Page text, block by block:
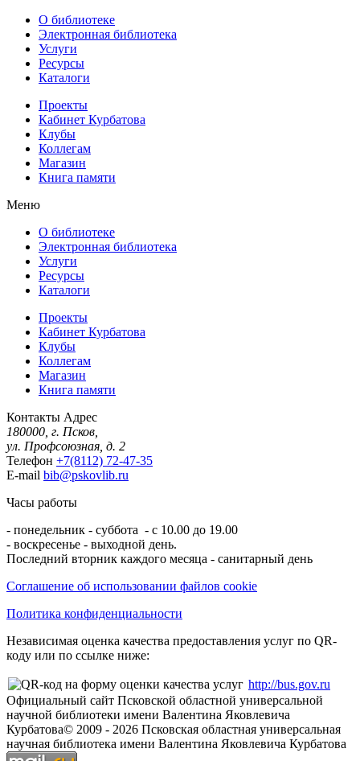
О библиотеке
Электронная библиотека
Услуги
Ресурсы
Каталоги
Проекты
Кабинет Курбатова
Клубы
Коллегам
Магазин
Книга памяти
Меню
О библиотеке
Электронная библиотека
Услуги
Ресурсы
Каталоги
Проекты
Кабинет Курбатова
Клубы
Коллегам
Магазин
Книга памяти
Контакты Адрес
180000, г. Псков,
ул. Профсоюзная, д. 2
Телефон +7(8112) 72-47-35
E-mail bib@pskovlib.ru
Часы работы
- понедельник - суббота - с 10.00 до 19.00
- воскресенье - выходной день.
Последний вторник каждого месяца - санитарный день
Соглашение об использовании файлов cookie
Политика конфиденциальности
Независимая оценка качества предоставления услуг по QR-
коду или по ссылке ниже:
http://bus.gov.ru
Официальный сайт Псковской областной универсальной
научной библиотеки имени Валентина Яковлевича
Курбатова© 2009 - 2026 Псковская областная универсальная
научная библиотека имени Валентина Яковлевича Курбатова